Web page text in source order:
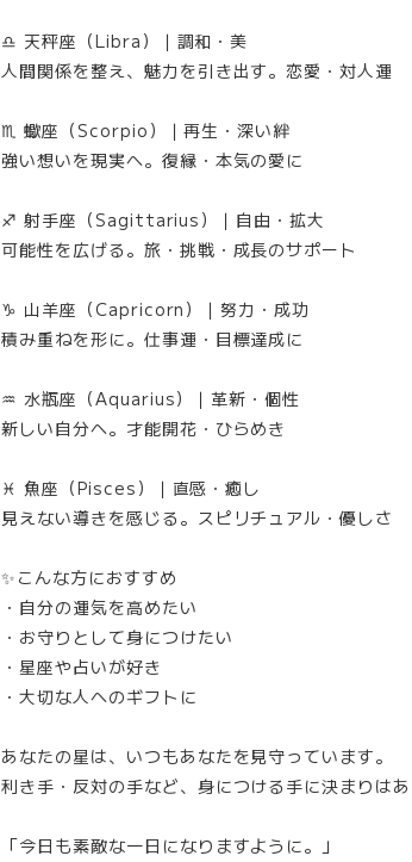
♎ 天秤座（Libra）｜調和・美
人間関係を整え、魅力を引き出す。恋愛・対人運
♏ 蠍座（Scorpio）｜再生・深い絆
強い想いを現実へ。復縁・本気の愛に
♐ 射手座（Sagittarius）｜自由・拡大
可能性を広げる。旅・挑戦・成長のサポート
♑ 山羊座（Capricorn）｜努力・成功
積み重ねを形に。仕事運・目標達成に
♒ 水瓶座（Aquarius）｜革新・個性
新しい自分へ。才能開花・ひらめき
♓ 魚座（Pisces）｜直感・癒し
見えない導きを感じる。スピリチュアル・優しさ
✨こんな方におすすめ
・自分の運気を高めたい
・お守りとして身につけたい
・星座や占いが好き
・大切な人へのギフトに
あなたの星は、いつもあなたを見守っています。
利き手・反対の手など、身につける手に決まりは
「今日も素敵な一日になりますように。」